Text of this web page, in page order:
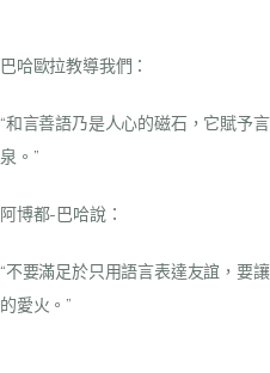
巴哈歐拉教導我們：
“和言善語乃是人心的磁石，它賦予
泉。”
阿博都-巴哈說：
“不要滿足於只用語言表達友誼，要
的愛火。”